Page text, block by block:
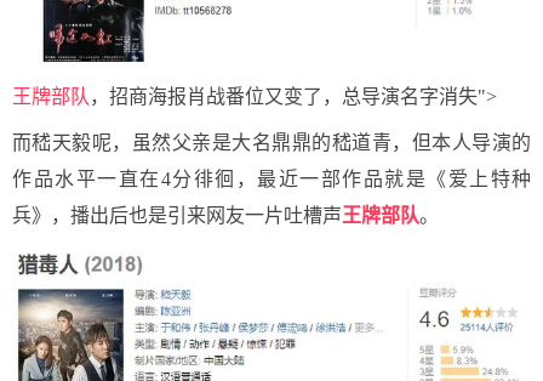
王牌部队 ，招商海报肖战番位又变了，总导演名字消失">
而嵇天毅呢，虽然父亲是大名鼎鼎的嵇道青，但本人导演的
作品水平一直在4分徘徊，最近一部作品就是《爱上特种
兵》，播出后也是引来网友一片吐槽声王牌部队。